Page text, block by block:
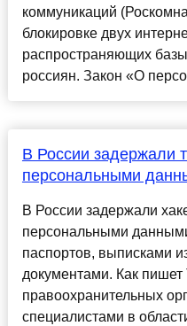
коммуникаций
блокировке двух
распространяющих
россиян. Закон «О
В России задержали
персональными
В России задержали
персональными
паспортов, выписками
документами. Как
правоохранительных
специалистами в